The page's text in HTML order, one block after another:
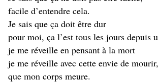
facile d’entendre cela.
Je sais que ça doit être dur
pour moi, ça l’est tous les jours depuis
je me réveille en pensant à la mort
je me réveille avec cette envie de mourir,
que mon corps meure.